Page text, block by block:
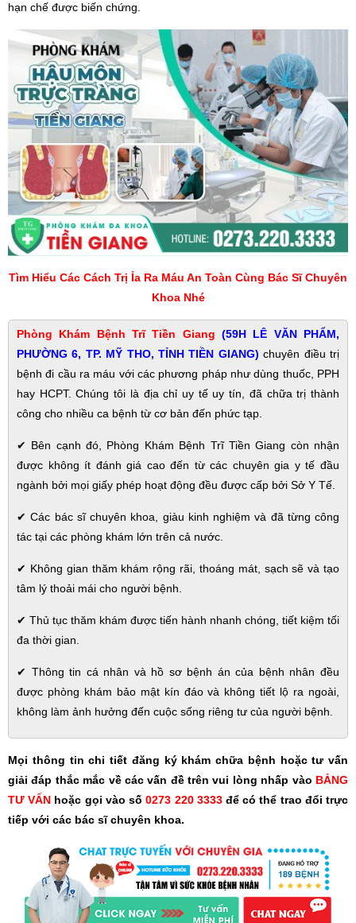
hạn chế được biến chứng.
Tìm Hiểu Các Cách Trị Ỉa Ra Máu An Toàn Cùng Bác Sĩ Chuyên
Khoa Nhé
Phòng Khám Bệnh Trĩ Tiền Giang (59H LÊ VĂN PHẨM,
PHƯỜNG 6, TP. MỸ THO, TỈNH TIỀN GIANG) chuyên điều trị
bệnh đi cầu ra máu với các phương pháp như dùng thuốc, PPH
hay HCPT. Chúng tôi là địa chỉ uy tế uy tín, đã chữa trị thành
công cho nhiều ca bệnh từ cơ bản đến phức tạp.
✔ Bên cạnh đó, Phòng Khám Bệnh Trĩ Tiền Giang còn nhận
được không ít đánh giá cao đến từ các chuyên gia y tế đầu
ngành bởi mọi giấy phép hoạt động đều được cấp bởi Sở Y Tế.
✔Các bác sĩ chuyên khoa, giàu kinh nghiệm và đã từng công
tác tại các phòng khám lớn trên cả nước.
✔ Không gian thăm khám rộng rãi, thoáng mát, sạch sẽ và tạo
tâm lý thoải mái cho người bệnh.
✔ Thủ tục thăm khám được tiến hành nhanh chóng, tiết kiệm tối
đa thời gian.
✔ Thông tin cá nhân và hồ sơ bệnh án của bệnh nhân đều
được phòng khám bảo mật kín đáo và không tiết lộ ra ngoài,
không làm ảnh hưởng đến cuộc sống riêng tư của người bệnh.
Mọi thông tin chi tiết đăng ký khám chữa bệnh hoặc tư vấn
giải đáp thắc mắc về các vấn đề trên vui lòng nhấp vào BẢNG
TƯ VẤN hoặc gọi vào số0273 220 3333để có thể trao đổi trực
tiếp với các bác sĩ chuyên khoa.